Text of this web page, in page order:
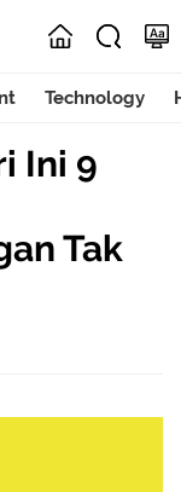
Technology
Ini 9
Tak